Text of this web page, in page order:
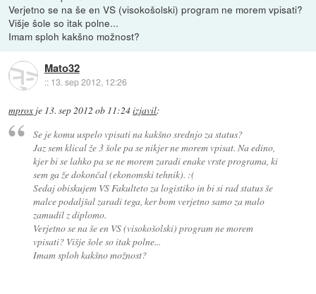
Verjetno se na še en VS (visokošolski) program ne morem vpisati?
Višje šole so itak polne...
Imam sploh kakšno možnost?
Mato32
:: 13. sep 2012, 12:26
mprox je 13. sep 2012 ob 11:24izjavil:
Se je komu uspelo vpisati na kakšno srednjo za status?
Jaz sem klical že 3 šole pa se nikjer ne morem vpisat. Na edino,
kjer bi se lahko pa se ne morem zaradi enake vrste programa, ki
sem ga že dokončal (ekonomski tehnik). :(
Sedaj obiskujem VS Fakulteto za logistiko in bi si rad status še
malce podaljšal zaradi tega, ker bom verjetno samo za malo
zamudil z diplomo.
Verjetno se na še en VS (visokošolski) program ne morem
vpisati? Višje šole so itak polne...
Imam sploh kakšno možnost?